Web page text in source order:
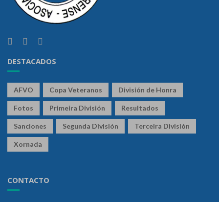
DESTACADOS
AFVO Copa Veteranos División de Honra
Fotos Primeira División Resultados
Sanciones Segunda División Terceira División
Xornada
CONTACTO